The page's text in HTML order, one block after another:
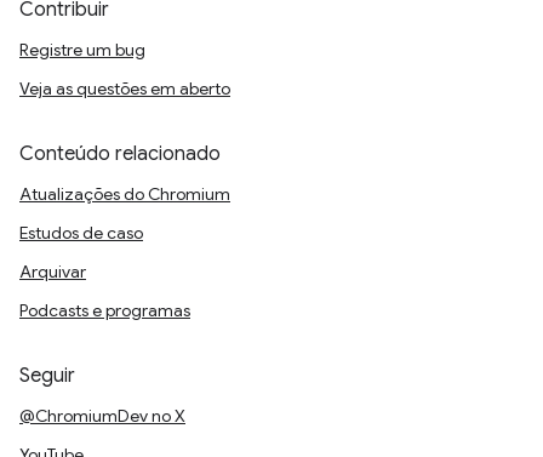
Contribuir
Registre um bug
Veja as questões em aberto
Conteúdo relacionado
Atualizações do Chromium
Estudos de caso
Arquivar
Podcasts e programas
Seguir
@ChromiumDev no X